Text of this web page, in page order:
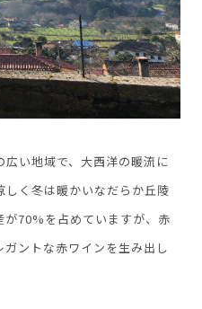
い地域で、大西洋の暖流に
く冬は暖かいなだらか丘陵
70%を占めていますが、赤
ントな赤ワインを生み出し